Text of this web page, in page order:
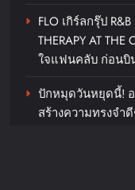
FLO เกิร์ลกรุ๊ป
THERAPY AT
ใจแฟนคลับ ก่อนบิ
ปักหมุดวันหยุดนี้! อ
สร้างความทรงจำ